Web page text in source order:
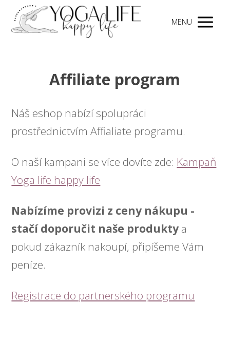
MENU
Affiliate program
Náš eshop nabízí spolupráci
prostřednictvím Affialiate programu.
O naší kampani se více dovíte zde: Kampaň
Yoga life happy life
Nabízíme provizi z ceny nákupu -
stačí doporučit naše produkty a
pokud zákazník nakoupí, připíšeme Vám
peníze.
Registrace do partnerského programu